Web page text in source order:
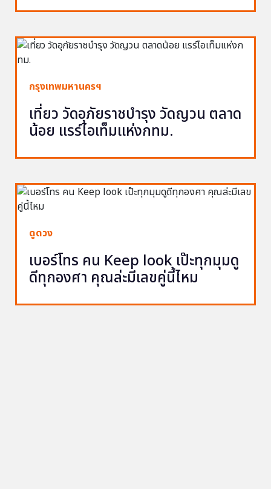
กรุงเทพมหานครฯ
เที่ยว วัดอุภัยราชบำรุง วัดญวน ตลาด
น้อย แรร์ไอเท็มแห่งกทม.
ดูดวง
เบอร์โทร คน Keep look เป๊ะทุกมุมดู
ดีทุกองศา คุณล่ะมีเลขคู่นี้ไหม